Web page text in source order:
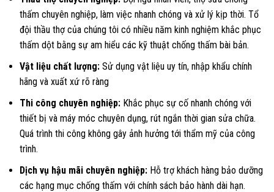
thấm chuyên nghiệp, làm việc nhanh chóng và xử lý kịp thời. Tổ
đội thầu thợ của chúng tôi có nhiều năm kinh nghiệm khắc phục
thấm dột bằng sự am hiểu các kỹ thuật chống thấm bài bản.
Vật liệu chất lượng: Sử dụng vật liệu uy tín, nhập khẩu chính
hãng và xuất xứ rõ ràng
Thi công chuyên nghiệp: Khắc phục sự cố nhanh chóng với
thiết bị và máy móc chuyên dụng, rút ngắn thời gian sửa chữa.
Quá trình thi công không gây ảnh hưởng tới thẩm mỹ của công
trình.
Dịch vụ hậu mãi chuyên nghiệp: Hỗ trợ khách hàng bảo dưỡng
các hạng mục chống thấm với chính sách bảo hành dài hạn.